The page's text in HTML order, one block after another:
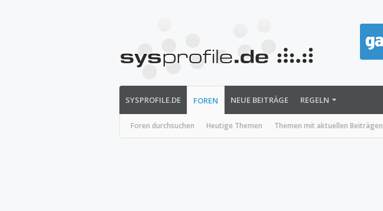
SYSPROFILE.DE FOREN
Foren durchsuchen Heutige Themen Themen mit aktuellen Beiträgen
NEUE BEITRÄGE REGELN